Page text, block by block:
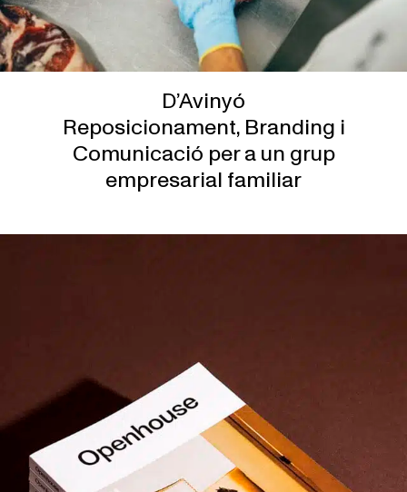
D’Avinyó
Reposicionament, Branding i
Comunicació per a un grup
empresarial familiar